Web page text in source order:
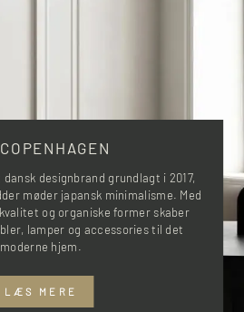
dansk designbrand grundlagt i 2017,
møder japansk minimalisme. Med
og organiske former skaber
lamper og accessories til det
moderne hjem.
LÆS MERE